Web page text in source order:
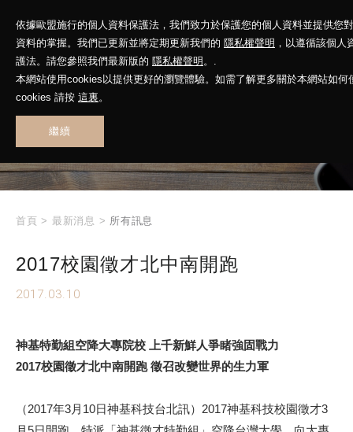
依據歐盟施行的個人資料保護法，我們致力於保護您的個人資料並提供您
資料的掌握。我們已更新並將定期更新我們的 隱私權聲明 ，以遵循該個人
護法。請您參照我們最新版的 隱私權聲明 。.
本網站使用cookies以提供更好的瀏覽體驗。如需了解更多關於本網站如何
cookies 請按 這裏。
繼續
首頁 > 最新消息 > 所有訊息
2017校園徵才北中南開跑
2017.03.10
神基特勤組空降大專院校 上千新鮮人爭睹強固戰力
2017校園徵才北中南開跑 徵召改變世界的生力軍
（2017年3月10日神基科技台北訊）2017神基科技校園徵才3